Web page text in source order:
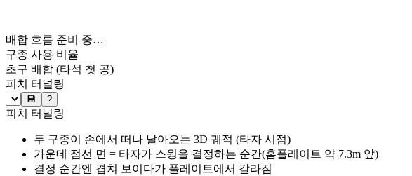
배합 흐름 준비 중…
구종 사용 비율
초구 배합 (타석 첫 공)
피치 터널링
💾 ?
피치 터널링
두 구종이 손에서 떠나 날아오는 3D 궤적 (타자 시점)
가운데 점선 면 = 타자가 스윙을 결정하는 순간(홈플레이트 약 7.3m 앞)
결정 순간엔 겹쳐 보이다가 플레이트에서 갈라짐